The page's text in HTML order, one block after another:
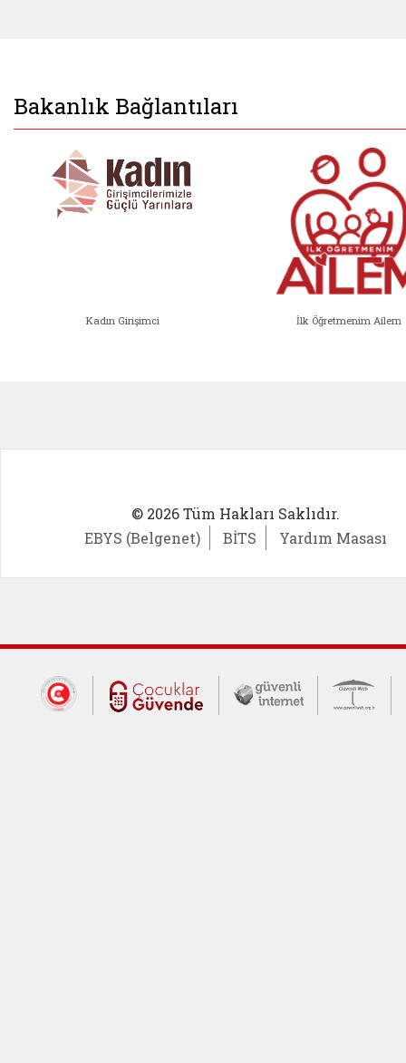
Bakanlık Bağlantıları
Kadın Girişimci İlk Öğretmenim Ailem
© 2026 Tüm Hakları Saklıdır.
EBYS (Belgenet)
BİTS Yardım Masası
Dış Bağlantılar
Cumhurbaşkanlığı İletişim Merkezi
Çocuklar Güvende (yeni
Güvenli